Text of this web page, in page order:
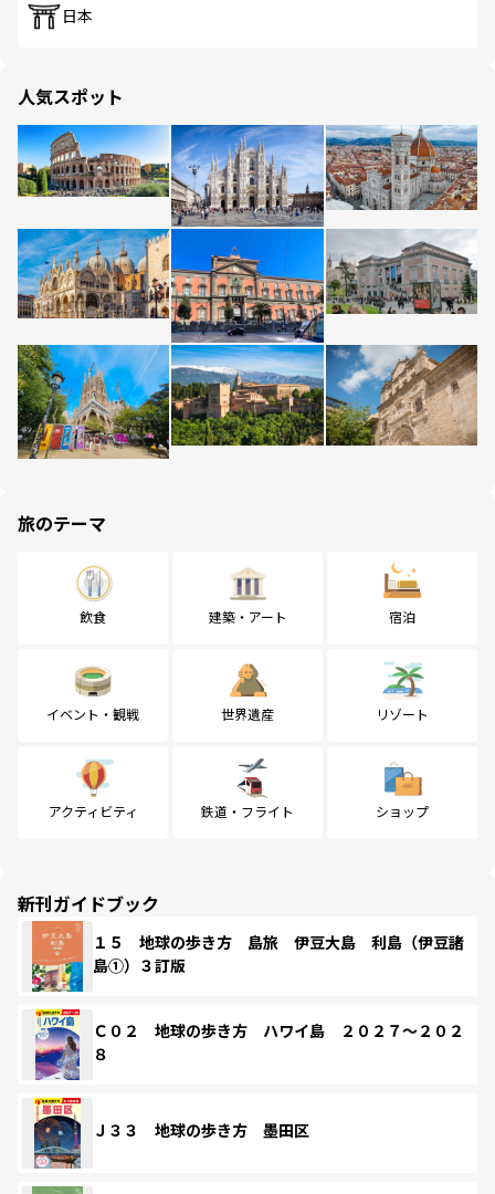
日本
人気スポット
旅のテーマ
飲食 建築・アート 宿泊
イベント・観戦 世界遺産 リゾート
アクティビティ 鉄道・フライト ショップ
新刊ガイドブック
１５ 地球の歩き方 島旅 伊豆大島 利島（伊豆諸
島①）３訂版
Ｃ０２ 地球の歩き方 ハワイ島 ２０２７～２０２
８
Ｊ３３ 地球の歩き方 墨田区